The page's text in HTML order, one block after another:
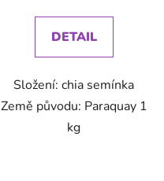
DETAIL
Složení: chia semínka
Země původu: Paraquay 1
kg